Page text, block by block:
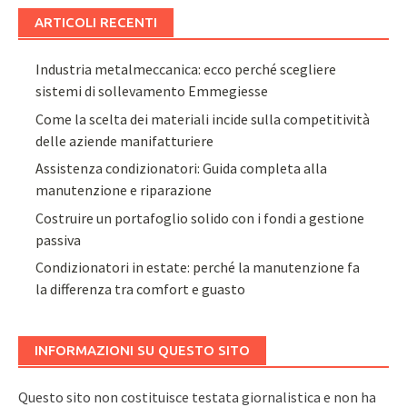
ARTICOLI RECENTI
Industria metalmeccanica: ecco perché scegliere
sistemi di sollevamento Emmegiesse
Come la scelta dei materiali incide sulla competitività
delle aziende manifatturiere
Assistenza condizionatori: Guida completa alla
manutenzione e riparazione
Costruire un portafoglio solido con i fondi a gestione
passiva
Condizionatori in estate: perché la manutenzione fa
la differenza tra comfort e guasto
INFORMAZIONI SU QUESTO SITO
Questo sito non costituisce testata giornalistica e non ha